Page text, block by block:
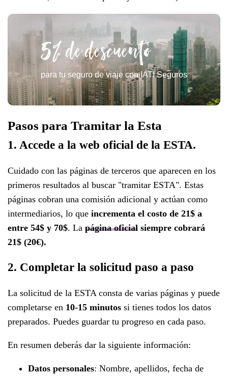
5% de descuento
para tu seguro de viaje con IATI Seguros
Pasos para Tramitar la Esta
1. Accede a la web oficial de la ESTA.
Cuidado con las páginas de terceros que aparecen en los
primeros resultados al buscar "tramitar ESTA". Estas
páginas cobran una comisión adicional y actúan como
intermediarios, lo que incrementa el costo de 21$ a
entre 54$ y 70$. La página oficial siempre cobrará
21$ (20€).
2. Completar la solicitud paso a paso
La solicitud de la ESTA consta de varias páginas y puede
completarse en 10-15 minutos si tienes todos los datos
preparados. Puedes guardar tu progreso en cada paso.
En resumen deberás dar la siguiente información:
Datos personales: Nombre, apellidos, fecha de